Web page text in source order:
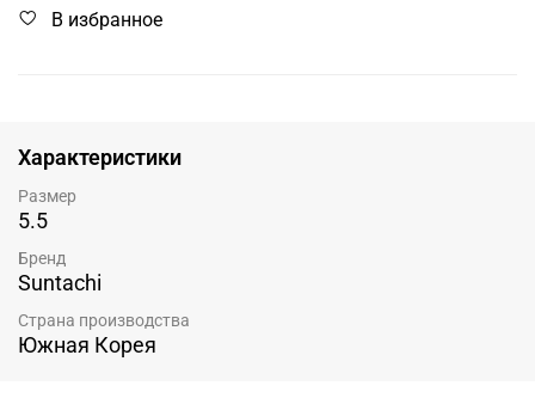
В избранное
Характеристики
Размер
5.5
Бренд
Suntachi
Страна производства
Южная Корея